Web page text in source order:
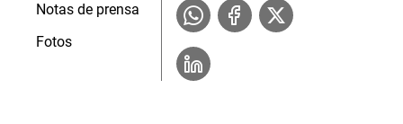
Notas de prensa
Fotos